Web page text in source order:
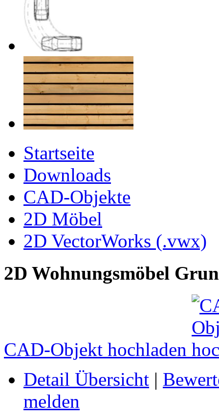
Startseite
Downloads
CAD-Objekte
2D Möbel
2D VectorWorks (.vwx)
2D Wohnungsmöbel
CAD-Objekt hochladen
Detail Übersicht |
melden